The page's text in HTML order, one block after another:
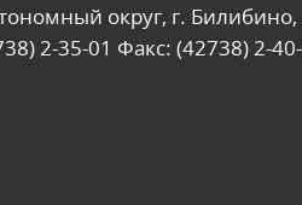
округ, г. Билибино,
2-35-01 Факс: (42738) 2-